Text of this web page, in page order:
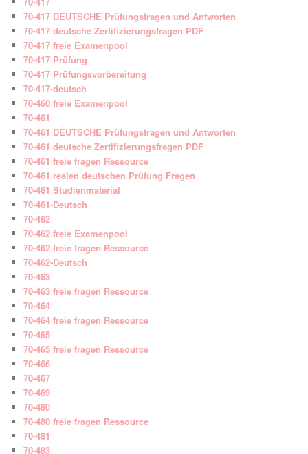
70-417 DEUTSCHE Prüfungsfragen und Antworten
70-417 deutsche Zertifizierungsfragen PDF
70-417 freie Examenpool
70-417 Prüfung
70-417 Prüfungsvorbereitung
70-417-deutsch
70-460 freie Examenpool
70-461
70-461 DEUTSCHE Prüfungsfragen und Antworten
70-461 deutsche Zertifizierungsfragen PDF
70-461 freie fragen Ressource
70-461 realen deutschen Prüfung Fragen
70-461 Studienmaterial
70-461-Deutsch
70-462
70-462 freie Examenpool
70-462 freie fragen Ressource
70-462-Deutsch
70-463
70-463 freie fragen Ressource
70-464
70-464 freie fragen Ressource
70-465
70-465 freie fragen Ressource
70-466
70-467
70-469
70-480
70-480 freie fragen Ressource
70-481
70-483